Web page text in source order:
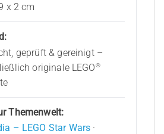
x 2 cm
geprüft & gereinigt –
originale LEGO®
Themenwelt:
– LEGO Star Wars ·